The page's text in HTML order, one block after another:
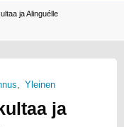
ja Alinguélle
, Yleinen
ja